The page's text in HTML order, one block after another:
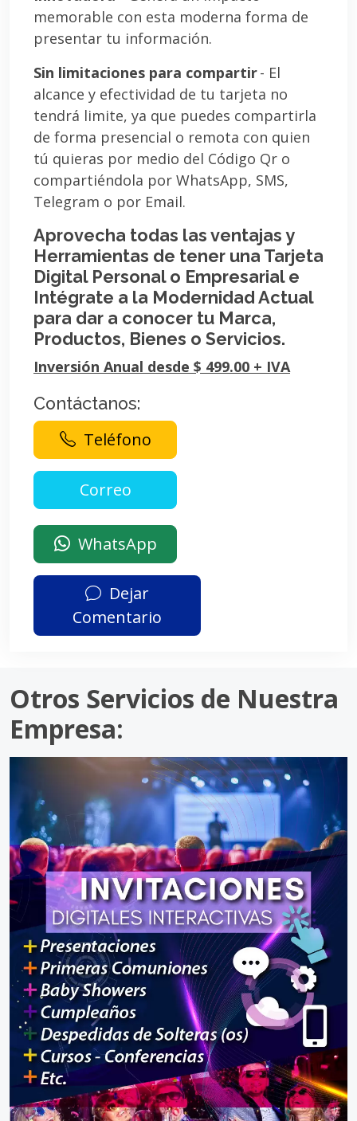
memorable con esta moderna forma de
presentar tu información.
Sin limitaciones para compartir- El
alcance y efectividad de tu tarjeta no
tendrá limite, ya que puedes compartirla
de forma presencial o remota con quien
tú quieras por medio del Código Qr o
compartiéndola por WhatsApp, SMS,
Telegram o por Email.
Aprovecha todas las ventajas y
Herramientas de tener una Tarjeta
Digital Personal o Empresarial e
Intégrate a la Modernidad Actual
para dar a conocer tu Marca,
Productos, Bienes o Servicios.
Inversión Anual desde $ 499.00 + IVA
Contáctanos:
Teléfono
WhatsApp
Dejar
Comentario
Otros Servicios de Nuestra
Empresa: